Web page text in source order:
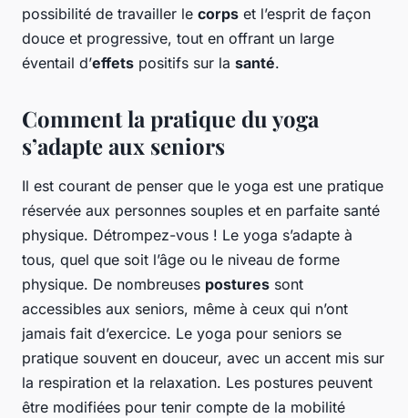
possibilité de travailler le corps et l’esprit de façon
douce et progressive, tout en offrant un large
éventail d’effets positifs sur la santé.
Comment la pratique du yoga
s’adapte aux seniors
Il est courant de penser que le yoga est une pratique
réservée aux personnes souples et en parfaite santé
physique. Détrompez-vous ! Le yoga s’adapte à
tous, quel que soit l’âge ou le niveau de forme
physique. De nombreuses postures sont
accessibles aux seniors, même à ceux qui n’ont
jamais fait d’exercice. Le yoga pour seniors se
pratique souvent en douceur, avec un accent mis sur
la respiration et la relaxation. Les postures peuvent
être modifiées pour tenir compte de la mobilité